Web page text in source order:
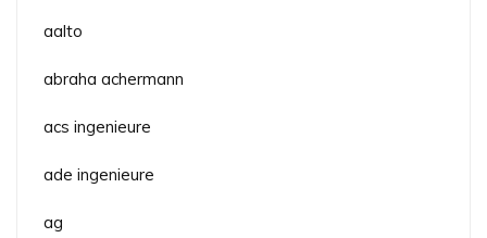
aalto
abraha achermann
acs ingenieure
ade ingenieure
ag